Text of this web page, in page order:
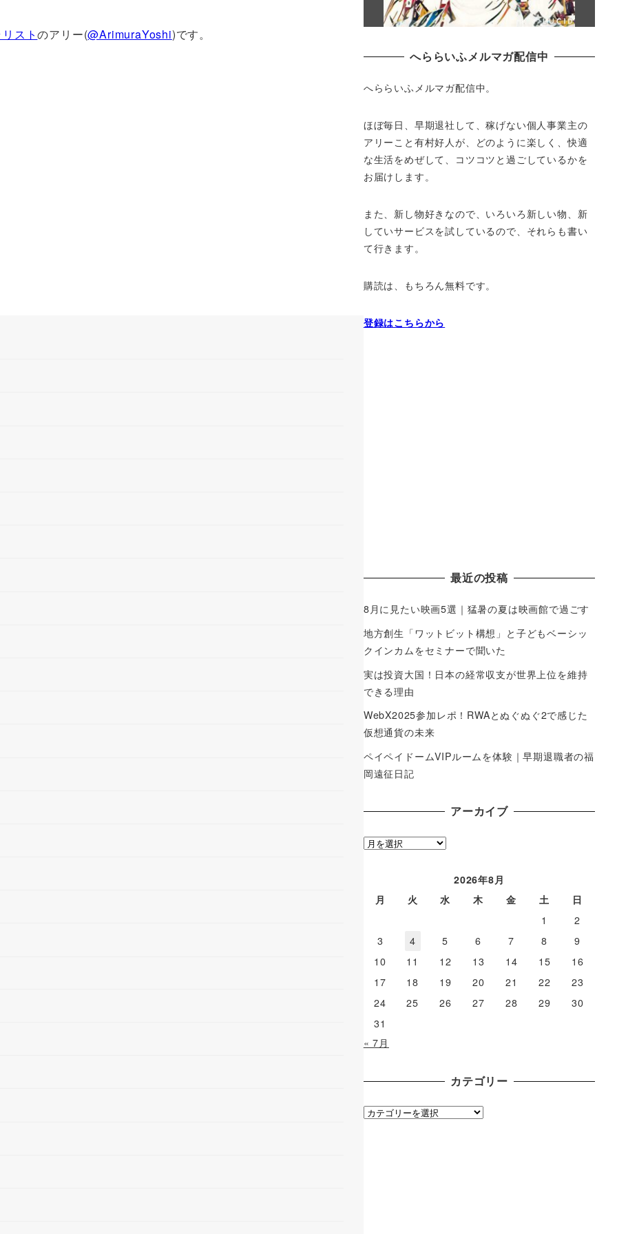
ストのアリー(@ArimuraYoshi)です。
へららいふメルマガ配信中
へららいふメルマガ配信中。
ほぼ毎日、早期退社して、稼げない個人事業主の
アリーこと有村好人が、どのように楽しく、快適
な生活をめぜして、 コツコツと過ごしているかを
お届けします。
また、新し物好きなので、いろいろ新しい物、 新
していサービスを試しているので、それらも書い
て行きます。
購読は、もちろん無料です。
登録はこちらから
最近の投稿
8月に見たい映画5選｜猛暑の夏は映画館で過ごす
地方創生「ワットビット構想」と子どもベーシッ
クインカムをセミナーで聞いた
実は投資大国！日本の経常収支が世界上位を維持
できる理由
WebX2025参加レポ！RWAとぬぐぬぐ2で感じた
仮想通貨の未来
ペイペイドームVIPルームを体験｜早期退職者の福
岡遠征日記
アーカイブ
ア
2026年8月
月
火 水 木 金 土
日
1
2
3
4 5 6 7 8
9
10
11 12 13 14 15
16
17
18 19 20 21 22
23
24
25 26 27 28 29
30
31
« 7月
カテゴリー
カ